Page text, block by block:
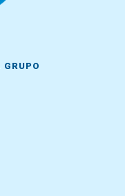
GRUPO